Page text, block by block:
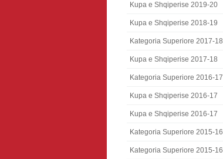
Kupa e Shqiperise 2019-20
Kupa e Shqiperise 2018-19
Kategoria Superiore 2017-18
Kupa e Shqiperise 2017-18
Kategoria Superiore 2016-17
Kupa e Shqiperise 2016-17
Kupa e Shqiperise 2016-17
Kategoria Superiore 2015-16
Kategoria Superiore 2015-16